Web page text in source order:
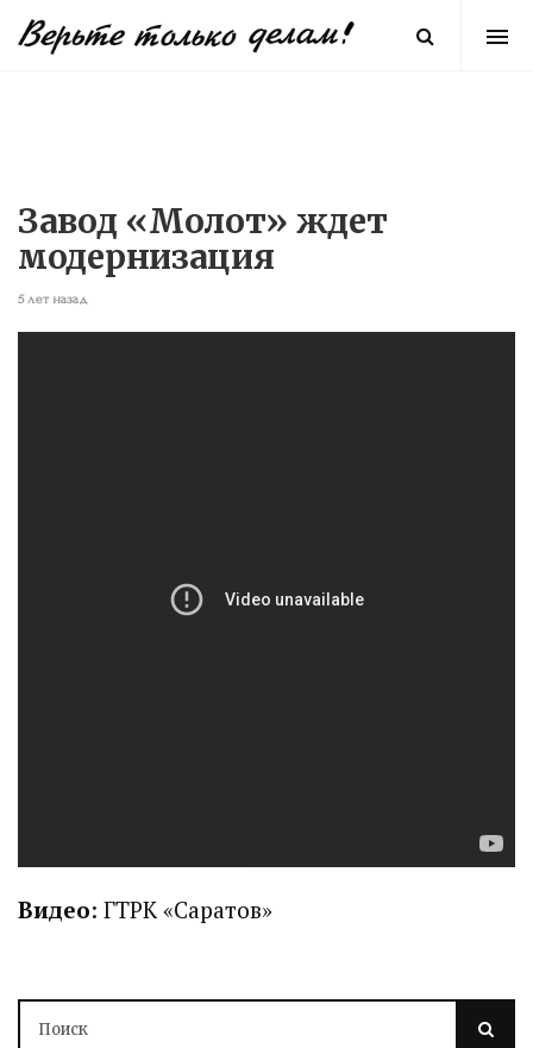
Завод «Молот» ждет
модернизация
5 лет назад
Видео: ГТРК «Саратов»